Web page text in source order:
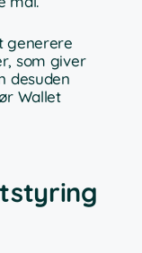
generere
som giver
desuden
Wallet